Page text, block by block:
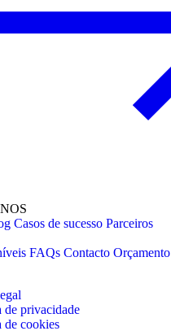
Casos de sucesso Parceiros
FAQs Contacto Orçamento
de privacidade
de cookies